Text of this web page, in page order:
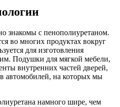
знакомы с пенополиуретаном.
во многих продуктах вокруг
для изготовления
Подушки для мягкой мебели,
внутренних частей дверей,
автомобилей, на которых мы
намного шире, чем